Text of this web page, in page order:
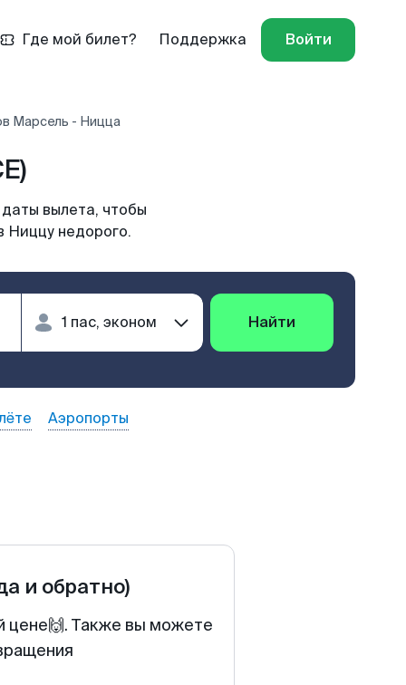
Где мой билет? Поддержка Войти
Марсель - Ницца
вылета, чтобы
Ниццу недорого.
Найти
Аэропорты
и обратно)
цене🙌. Также вы можете